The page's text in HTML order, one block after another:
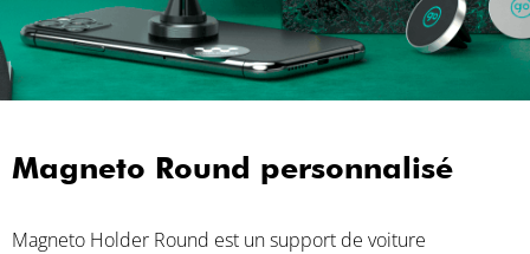
Magneto Round personnalisé
Magneto Holder Round est un support de voiture